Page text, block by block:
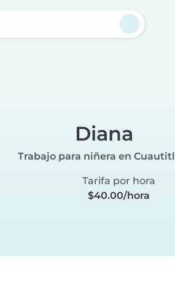
Diana
Trabajo para niñera en
Tarifa por hora
$40.00/hora